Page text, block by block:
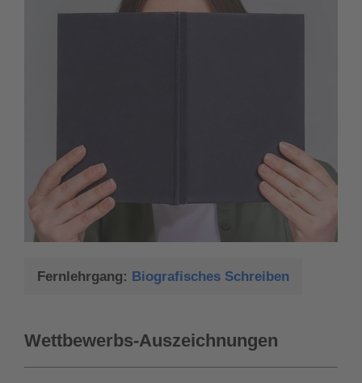
Fernlehrgang: Biografisches Schreiben
Wettbewerbs-Auszeichnungen